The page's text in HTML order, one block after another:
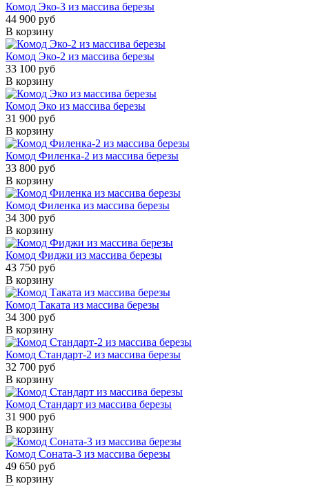
Комод Эко-3 из массива березы
44 900 руб
В корзину
Комод Эко-2 из массива березы
33 100 руб
В корзину
Комод Эко из массива березы
31 900 руб
В корзину
Комод Филенка-2 из массива березы
33 800 руб
В корзину
Комод Филенка из массива березы
34 300 руб
В корзину
Комод Фиджи из массива березы
43 750 руб
В корзину
Комод Таката из массива березы
34 300 руб
В корзину
Комод Стандарт-2 из массива березы
32 700 руб
В корзину
Комод Стандарт из массива березы
31 900 руб
В корзину
Комод Соната-3 из массива березы
49 650 руб
В корзину